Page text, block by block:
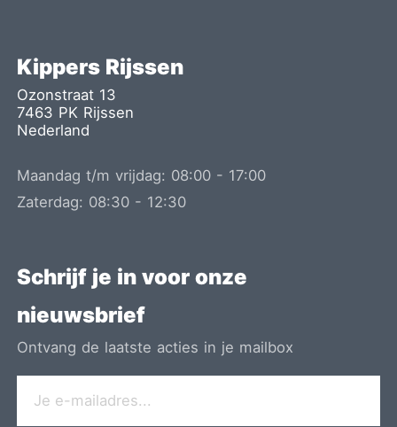
Kippers Rijssen
Ozonstraat 13
7463 PK Rijssen
Nederland
Maandag t/m vrijdag: 08:00 - 17:00
Zaterdag: 08:30 - 12:30
Schrijf je in voor onze
nieuwsbrief
Ontvang de laatste acties in je mailbox